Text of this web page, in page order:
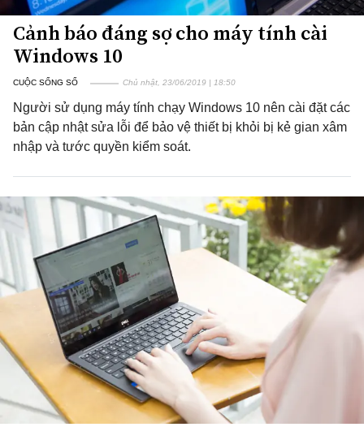
Cảnh báo đáng sợ cho máy tính cài
Windows 10
CUỘC SỐNG SỐ Chủ nhật, 23/06/2019 | 18:50
Người sử dụng máy tính chạy Windows 10 nên cài đặt các
bản cập nhật sửa lỗi để bảo vệ thiết bị khỏi bị kẻ gian xâm
nhập và tước quyền kiểm soát.